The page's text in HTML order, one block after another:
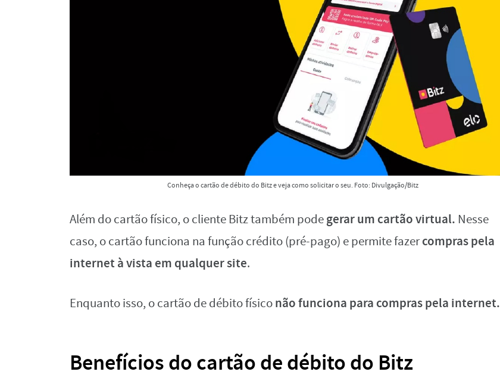
Conheça o cartão de débito do Bitz e veja como solicitar o seu. Foto: Divulgação/Bitz
Além do cartão físico, o cliente Bitz também podegerar um cartão virtual. Nesse
caso, o cartão funciona na função crédito (pré-pago) e permite fazercompras pela
internet à vista em qualquer site.
Enquanto isso, o cartão de débito físiconão funciona para compras pela internet.
Benefícios do cartão de débito do Bitz